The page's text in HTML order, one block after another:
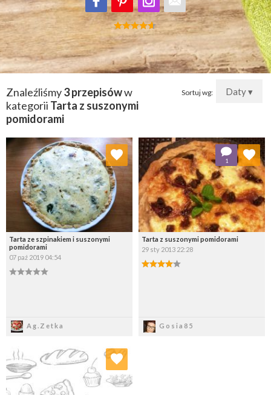
Sortuj wg: Daty ▾
Znaleźliśmy3 przepisóww
kategorii Tarta z suszonymi
pomidorami
Tarta ze szpinakiem i suszonymi
pomidorami
07 paź 2019 04:54
Ag.Zetka
Dodaj do ulubionych
Wybierz listę:
Tarta z suszonymi pomidorami
29 sty 2013 22:28
Gosia85
1
Dodaj do ulubionych
Wybierz listę:
Dodaj do ulubionych
Wybierz listę: